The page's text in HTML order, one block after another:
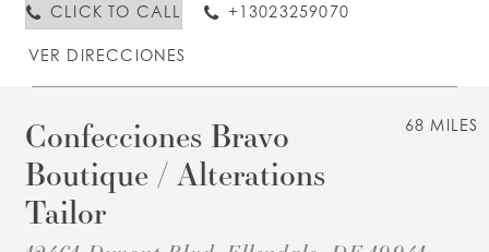
CLICK TO CALL
+13023259070
VER DIRECCIONES
68 MILES
Confecciones Bravo
Boutique / Alterations
Tailor